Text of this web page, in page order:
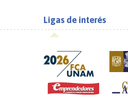
Ligas de interés